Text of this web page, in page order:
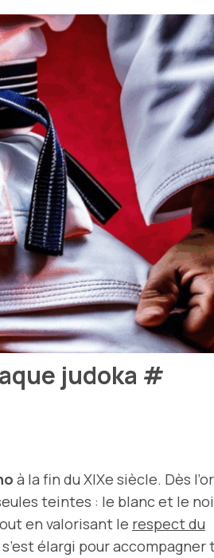
judoka #
à la fin du XIXe siècle. Dès
teintes : le blanc et le
en valorisant le respect du
élargi pour accompagner